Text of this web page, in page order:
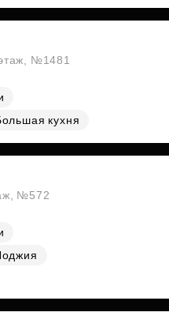
№1481
кухня
№572